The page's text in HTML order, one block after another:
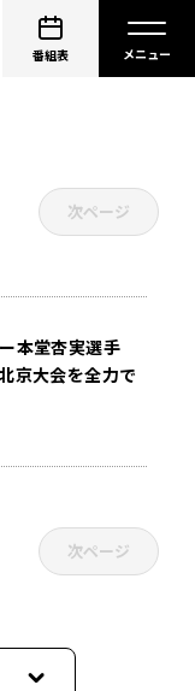
番組表
次ページ
本堂杏実選手
京大会を全力で
次ページ